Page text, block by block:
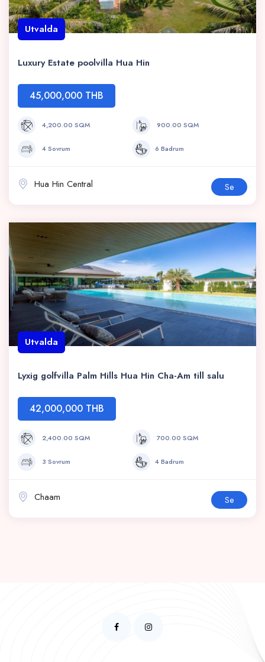
Utvalda
Luxury Estate poolvilla Hua Hin
45,000,000 THB
4,200.00 SQM 900.00 SQM
4 Sovrum 6 Badrum
Hua Hin Central Se
Utvalda
Lyxig golfvilla Palm Hills Hua Hin Cha-Am till salu
42,000,000 THB
2,400.00 SQM 700.00 SQM
3 Sovrum 4 Badrum
Chaam Se